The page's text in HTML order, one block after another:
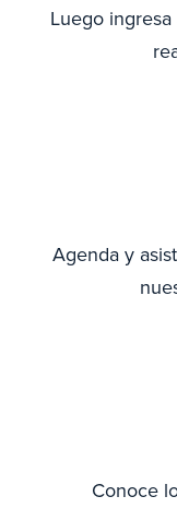
Luego
Agenda y
Conoce